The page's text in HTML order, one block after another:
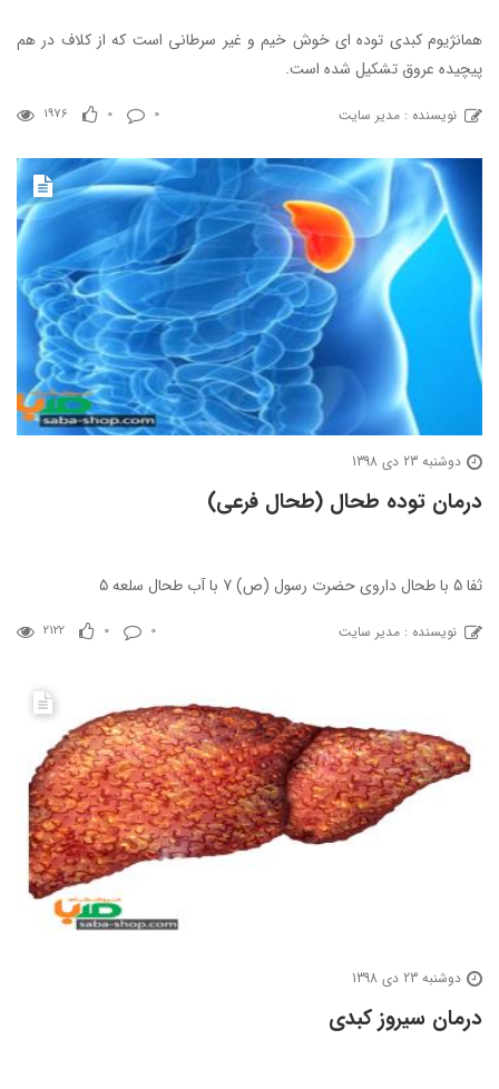
همانژیوم کبدی توده ای خوش خیم و غیر سرطانی است که از کلاف در هم
پیچیده عروق تشکیل شده است.
نویسنده : مدیر سایت 1976 0 0
دوشنبه 23 دی 1398
درمان توده طحال (طحال فرعی)
ثفا 5 با طحال داروی حضرت رسول (ص) 7 با آب طحال سلعه 5
نویسنده : مدیر سایت 2122 0 0
دوشنبه 23 دی 1398
درمان سیروز کبدی